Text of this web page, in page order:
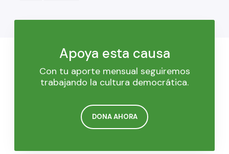
Apoya esta causa
Con tu aporte mensual seguiremos
trabajando la cultura democrática.
DONA AHORA